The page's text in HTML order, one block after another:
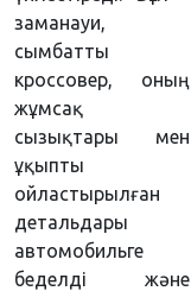
заманауи,
сымбатты
кроссовер, оның
жұмсақ
сызықтары мен
ұқыпты
ойластырылған
детальдары
автомобильге
беделді және